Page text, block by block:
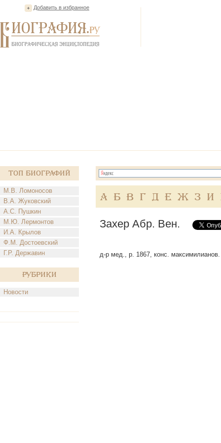
Добавить в избранное
Топ Биографий
М.В. Ломоносов
В.А. Жуковский
А.С. Пушкин
М.Ю. Лермонтов
И.А. Крылов
Ф.М. Достоевский
Г.Р. Державин
Рубрики
Новости
А Б В Г Д Е Ж З И
Захер Абр. Вен.
д-р мед., р. 1867, конс.